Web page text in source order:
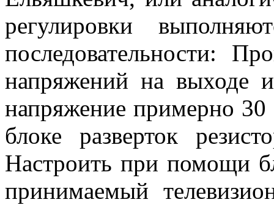
регулировки
последовательности:
напряжений на выходе
напряжение примерно 30
блоке разверток
Настроить при помощи
принимаемый